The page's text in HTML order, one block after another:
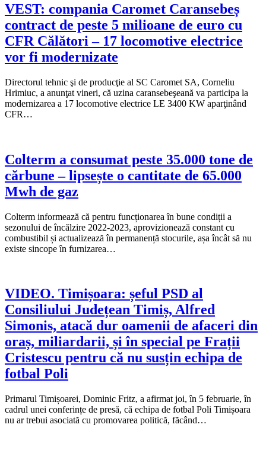
VEST: compania Caromet Caransebeș
contract de peste 5 milioane de euro cu
CFR Călători – 17 locomotive electrice
vor fi modernizate
Directorul tehnic şi de producţie al SC Caromet SA, Corneliu
Hrimiuc, a anunţat vineri, că uzina caransebeşeană va participa la
modernizarea a 17 locomotive electrice LE 3400 KW aparţinând
CFR…
Colterm a consumat peste 35.000 tone de
cărbune – lipsește o cantitate de 65.000
Mwh de gaz
Colterm informează că pentru funcționarea în bune condiții a
sezonului de încălzire 2022-2023, aprovizionează constant cu
combustibil și actualizează în permanență stocurile, așa încât să nu
existe sincope în furnizarea…
VIDEO. Timișoara: șeful PSD al
Consiliului Județean Timiș, Alfred
Simonis, atacă dur oamenii de afaceri din
oraș, miliardarii, și în special pe Frații
Cristescu pentru că nu susțin echipa de
fotbal Poli
Primarul Timișoarei, Dominic Fritz, a afirmat joi, în 5 februarie, în
cadrul unei conferințe de presă, că echipa de fotbal Poli Timișoara
nu ar trebui asociată cu promovarea politică, făcând…